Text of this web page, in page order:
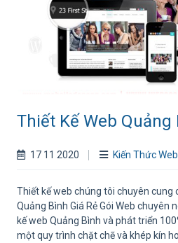
Thiết Kế Web Quảng
17 11 2020 Kiến Thức
Thiết kế web chúng tôi chuyên cung
Quảng Bình Giá Rẻ Gói Web chuyên
kế web Quảng Bình và phát triển
một quy trình chặt chẽ và khép kín